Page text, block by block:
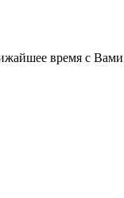
время с Вами